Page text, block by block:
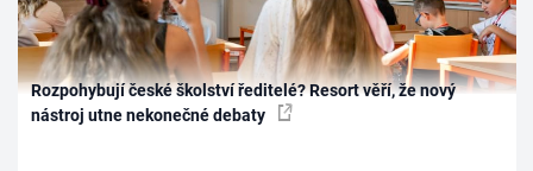
Rozpohybují české školství ředitelé? Resort věří, že nový
nástroj utne nekonečné debaty